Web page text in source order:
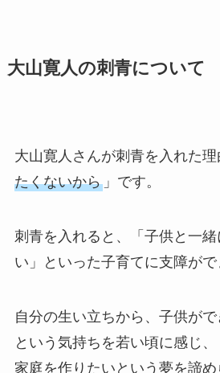
大山寛人の刺青について
大山寛人さんが刺青を入れた理
たくないから」です。
刺青を入れると、「子供と一
い」といった子育てに支障がで
自分の生い立ちから、子供が
という気持ちを若い頃に感じ、
家庭を作りたいという夢を諦